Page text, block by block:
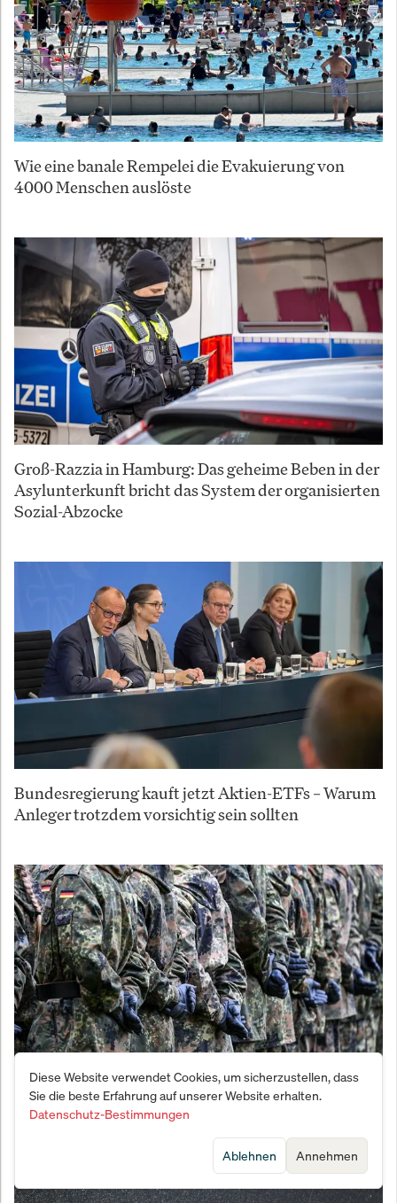
Wie eine banale Rempelei die Evakuierung von
4000 Menschen auslöste
Groß-Razzia in Hamburg: Das geheime Beben in der
Asylunterkunft bricht das System der organisierten
Sozial-Abzocke
Bundesregierung kauft jetzt Aktien-ETFs – Warum
Anleger trotzdem vorsichtig sein sollten
Vernichtungsschlag gegen den Fachkräftemangel:
Bundeswehr meldet Bewerber-Beben
Diese Website verwendet Cookies, um sicherzustellen, dass
Sie die beste Erfahrung auf unserer Website erhalten.
Datenschutz-Bestimmungen
Annehmen
Ablehnen